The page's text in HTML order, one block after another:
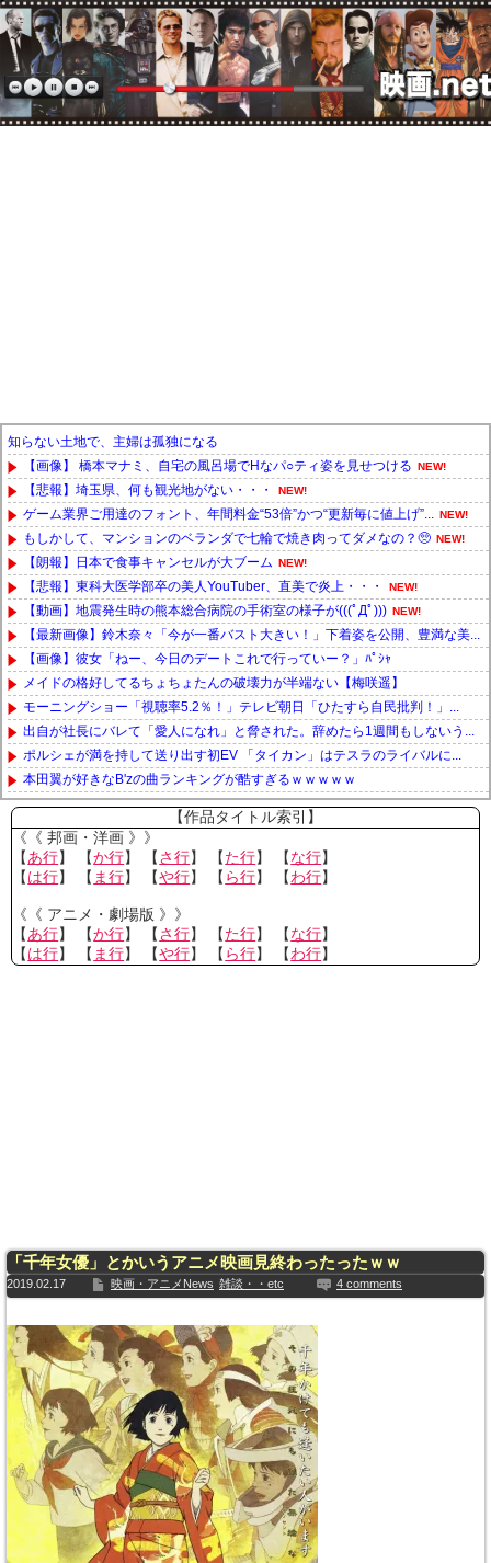
知らない土地で、主婦は孤独になる
【画像】 橋本マナミ、自宅の風呂場でHなパ○ティ姿を見せつける NEW!
【悲報】埼玉県、何も観光地がない・・・ NEW!
ゲーム業界ご用達のフォント、年間料金“53倍”かつ“更新毎に値上げ”... NEW!
もしかして、マンションのベランダで七輪で焼き肉ってダメなの？🥺 NEW!
【朗報】日本で食事キャンセルが大ブーム NEW!
【悲報】東科大医学部卒の美人YouTuber、直美で炎上・・・ NEW!
【動画】地震発生時の熊本総合病院の手術室の様子が(((ﾟДﾟ))) NEW!
【最新画像】鈴木奈々「今が一番バスト大きい！」下着姿を公開、豊満な美...
【画像】彼女「ねー、今日のデートこれで行っていー？」ﾊﾟｼｬ
メイドの格好してるちょちょたんの破壊力が半端ない【梅咲遥】
モーニングショー「視聴率5.2％！」テレビ朝日「ひたすら自民批判！」...
出自が社長にバレて「愛人になれ」と脅された。辞めたら1週間もしないう...
ポルシェが満を持して送り出す初EV 「タイカン」はテスラのライバルに...
本田翼が好きなB'zの曲ランキングが酷すぎるｗｗｗｗｗ
Powered by livedoor 相互RSS
【作品タイトル索引】
《《 邦画・洋画 》》
【あ行】 【か行】 【さ行】 【た行】 【な行】
【は行】 【 ま行】 【や行】 【 ら行】 【わ行】
《《 アニメ・劇場版 》》
【あ行】 【か行】 【さ行】 【た行】 【な行】
【は行】 【 ま行】 【や行】 【 ら行】 【わ行】
「千年女優」とかいうアニメ映画見終わったったｗｗ
2019.02.17 映画・アニメNews 雑談・・etc 4 comments